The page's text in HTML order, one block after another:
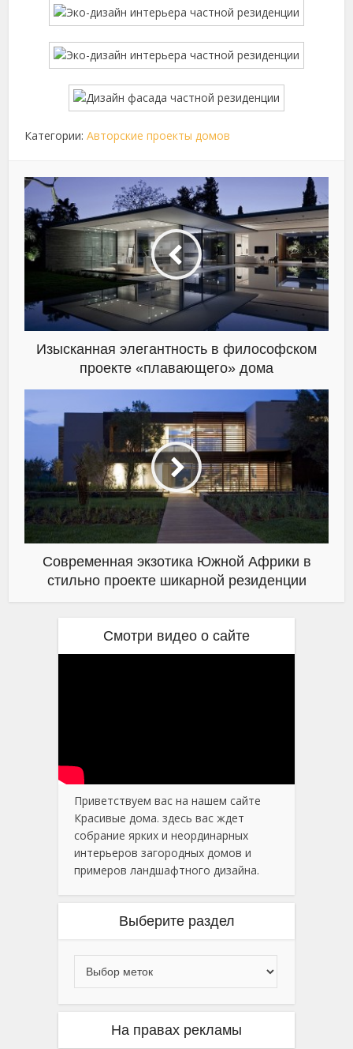
Категории:Авторские проекты домов
Изысканная элегантность в философском
проекте «плавающего» дома
Современная экзотика Южной Африки в
стильно проекте шикарной резиденции
Смотри видео о сайте
Приветствуем вас на нашем сайте
Красивые дома. здесь вас ждет
собрание ярких и неординарных
интерьеров загородных домов и
примеров ландшафтного дизайна.
Выберите раздел
На правах рекламы